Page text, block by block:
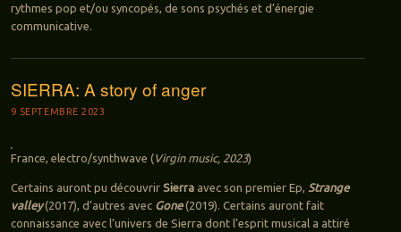
rythmes pop et/ou syncopés, de sons psychés et d’énergie
communicative.
SIERRA: A story of anger
9 SEPTEMBRE 2023
France, electro/synthwave (Virgin music, 2023)
Certains auront pu découvrir Sierraavec son premier Ep, Strange
valley(2017), d’autres avec Gone(2019). Certains auront fait
connaissance avec l’univers de Sierra dont l’esprit musical a attiré